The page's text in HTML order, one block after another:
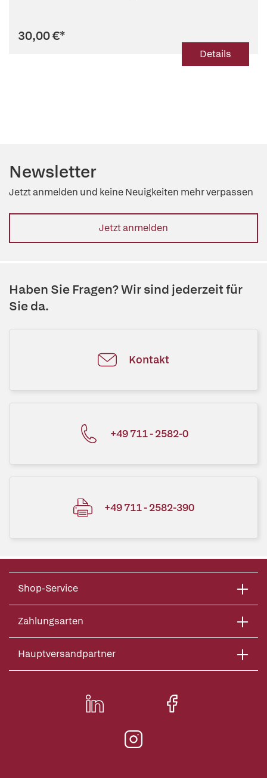
30,00 €*
Details
Newsletter
Jetzt anmelden und keine Neuigkeiten mehr verpassen
Jetzt anmelden
Haben Sie Fragen? Wir sind jederzeit für
Sie da.
Kontakt
+49 711 - 2582-0
+49 711 - 2582-390
Shop-Service
Zahlungsarten
Hauptversandpartner